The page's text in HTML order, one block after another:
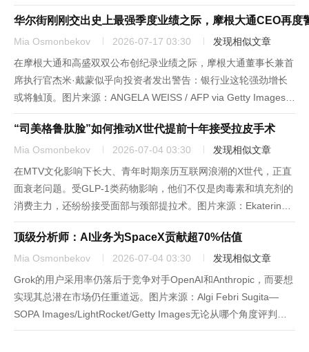
贵。而在昔日全球物价最高东京，同款套餐仅需4.90美元。德意志
银行（Deutsche...
华尔街刚刚交出史上最强季度业绩之际，摩根大通CEO再度
Mia Osmonbekov 2026-07-17 03:30
发现相似文章
在摩根大通和高盛双双公布创纪录业绩之际，摩根大通董事长兼首
席执行官杰米·戴蒙似乎向投资者发出警告：银行业这轮强劲增长
或将触顶。图片来源：ANGELA WEISS / AFP via Getty Images历
经数十年的市场周期更迭，摩根大通（JPMorgan Chase）董事长
兼首席执行官杰米·戴蒙...
“司美格鲁肽脸”如何推动X世代提前十年接受拉皮手术
Mia Osmonbekov 2026-07-04 03:30
发现相似文章
在MTV文化影响下长大、青年时期亲历互联网浪潮的X世代，正直
面衰老问题。受GLP-1类药物影响，他们不仅是肉毒素和填充剂的
消费主力，还纷纷接受面部与颈部提拉术。图片来源：Ekaterina
Demidova/Getty ImagesX世代出生于上世纪60年代末至80年代，
夹在掌握主流话语权的婴儿潮一...
顶级分析师：AI业务为SpaceX贡献超70%估值
Mia Osmonbekov 2026-07-04 03:30
发现相似文章
Grok的用户采用率仍落后于竞争对手OpenAI和Anthropic，而要想
实现其总潜在市场仍任重道远。图片来源：Algi Febri Sugita—
SOPA Images/LightRocket/Getty Images无论从哪个角度评判，
SpaceX规模达1.77万亿美元的首次公开募股（IPO）...